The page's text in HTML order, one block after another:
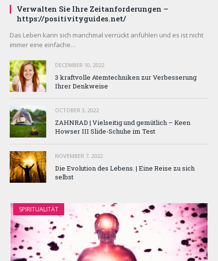
Verwalten Sie Ihre Zeitanforderungen –
https://positivityguides.net/
Das Leben kann sich manchmal verrückt anfühlen und es ist nicht
immer eine einfache…
DECEMBER 10, 2022
3 kraftvolle Atemtechniken zur Verbesserung
Ihrer Denkweise
OCTOBER 3, 2022
ZAHNRAD ​​| Vielseitig und gemütlich – Keen
Howser III Slide-Schuhe im Test
NOVEMBER 7, 2022
Die Evolution des Lebens. | Eine Reise zu sich
selbst
SPIRITUALITÄT